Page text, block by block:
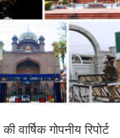
गोपनीय रिपोर्ट